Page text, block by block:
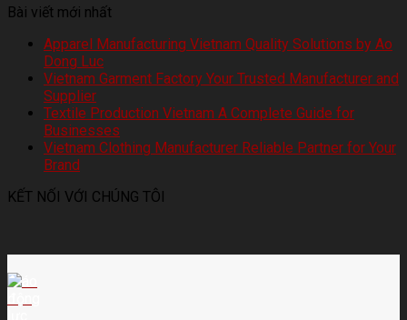
Bài viết mới nhất
Apparel Manufacturing Vietnam Quality Solutions by Ao
Dong Luc
Vietnam Garment Factory Your Trusted Manufacturer and
Supplier
Textile Production Vietnam A Complete Guide for
Businesses
Vietnam Clothing Manufacturer Reliable Partner for Your
Brand
KẾT NỐI VỚI CHÚNG TÔI